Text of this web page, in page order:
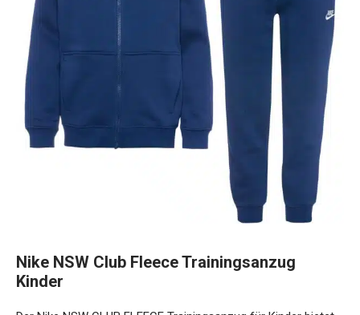
Kinder